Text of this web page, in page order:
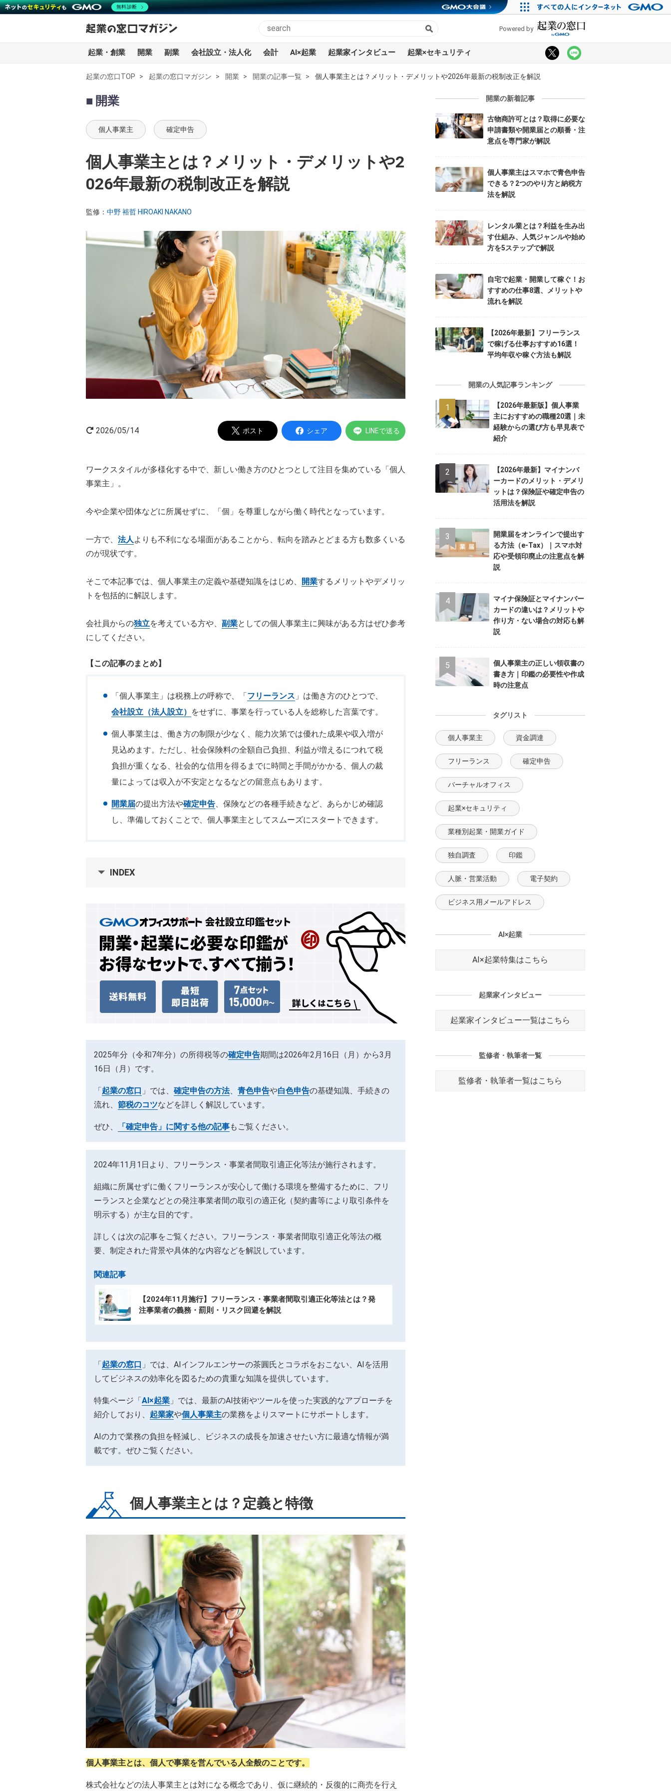
Powered by
起業・創業 開業 副業 会社設立・法人化 会計 AI×起業 起業家インタビュー 起業×セキュリティ
Powered by
起業の窓口TOP 起業の窓口マガジン 開業 開業の記事一覧 個人事業主とは？メリット・デメリットや2026年最新の税制改正を解説
開業
個人事業主 確定申告
個人事業主とは？メリット・デメリットや2
026年最新の税制改正を解説
監修： 中野 裕哲 HIROAKI NAKANO
2026/05/14 ポスト シェア LINEで送る
ワークスタイルが多様化する中で、新しい働き方のひとつとして注目を集めている「個人
事業主」。
今や企業や団体などに所属せずに、「個」を尊重しながら働く時代となっています。
一方で、 法人よりも不利になる場面があることから、転向を踏みとどまる方も数多くいる
のが現状です。
そこで本記事では、個人事業主の定義や基礎知識をはじめ、 開業するメリットやデメリッ
トを包括的に解説します。
会社員からの独立を考えている方や、 副業としての個人事業主に興味がある方はぜひ参考
にしてください。
【この記事のまとめ】
「個人事業主」は税務上の呼称で、「フリーランス 」は働き方のひとつで、
会社設立（法人設立） をせずに、事業を行っている人を総称した言葉です。
個人事業主は、働き方の制限が少なく、能力次第では優れた成果や収入増が
見込めます。ただし、社会保険料の全額自己負担、利益が増えるにつれて税
負担が重くなる、社会的な信用を得るまでに時間と手間がかかる、個人の裁
量によっては収入が不安定となるなどの留意点もあります。
開業届の提出方法や確定申告、保険などの各種手続きなど、あらかじめ確認
し、準備しておくことで、個人事業主としてスムーズにスタートできます。
INDEX
2025年分（令和7年分）の所得税等の確定申告期間は2026年2月16日（月）から3月
16日（月）です。
「起業の窓口 」では、 確定申告の方法、 青色申告や白色申告の基礎知識、手続きの
流れ、 節税のコツなどを詳しく解説しています。
ぜひ、 「確定申告」に関する他の記事もご覧ください。
2024年11月1日より、フリーランス・事業者間取引適正化等法が施行されます。
組織に所属せずに働くフリーランスが安心して働ける環境を整備するために、フリ
ーランスと企業などとの発注事業者間の取引の適正化（契約書等により取引条件を
明示する）が主な目的です。
詳しくは次の記事をご覧ください。フリーランス・事業者間取引適正化等法の概
要、制定された背景や具体的な内容などを解説しています。
関連記事
【2024年11月施行】フリーランス・事業者間取引適正化等法とは？発
注事業者の義務・罰則・リスク回避を解説
「起業の窓口 」では、AIインフルエンサーの茶圓氏とコラボをおこない、AIを活用
してビジネスの効率化を図るための貴重な知識を提供しています。
特集ページ「AI×起業 」では、最新のAI技術やツールを使った実践的なアプローチを
紹介しており、 起業家や個人事業主の業務をよりスマートにサポートします。
AIの力で業務の負担を軽減し、ビジネスの成長を加速させたい方に最適な情報が満
載です。ぜひご覧ください。
個人事業主とは？定義と特徴
個人事業主とは、個人で事業を営んでいる人全般のことです。
株式会社などの法人事業主とは対になる概念であり、仮に継続的・反復的に商売を行え
開業の新着記事
古物商許可とは？取得に必要な
申請書類や開業届との順番・注
意点を専門家が解説
個人事業主はスマホで青色申告
できる？2つのやり方と納税方
法を解説
レンタル業とは？利益を生み出
す仕組み、人気ジャンルや始め
方を5ステップで解説
自宅で起業・開業して稼ぐ！お
すすめの仕事8選、メリットや
流れを解説
【2026年最新】フリーランス
で稼げる仕事おすすめ16選！
平均年収や稼ぐ方法も解説
開業の人気記事ランキング
【2026年最新版】個人事業
主におすすめの職種20選｜未
経験からの選び方も早見表で
紹介
【2026年最新】マイナンバ
ーカードのメリット・デメリ
ットは？保険証や確定申告の
活用法を解説
開業届をオンラインで提出す
る方法（e-Tax）｜スマホ対
応や受領印廃止の注意点を解
説
マイナ保険証とマイナンバー
カードの違いは？メリットや
作り方・ない場合の対応も解
説
個人事業主の正しい領収書の
書き方｜印鑑の必要性や作成
時の注意点
タグリスト
個人事業主 資金調達
フリーランス 確定申告
バーチャルオフィス
起業×セキュリティ
業種別起業・開業ガイド
独自調査 印鑑
人脈・営業活動 電子契約
ビジネス用メールアドレス
AI×起業
AI×起業特集はこちら
起業家インタビュー
起業家インタビュー一覧はこちら
監修者・執筆者一覧
監修者・執筆者一覧はこちら
無料診断